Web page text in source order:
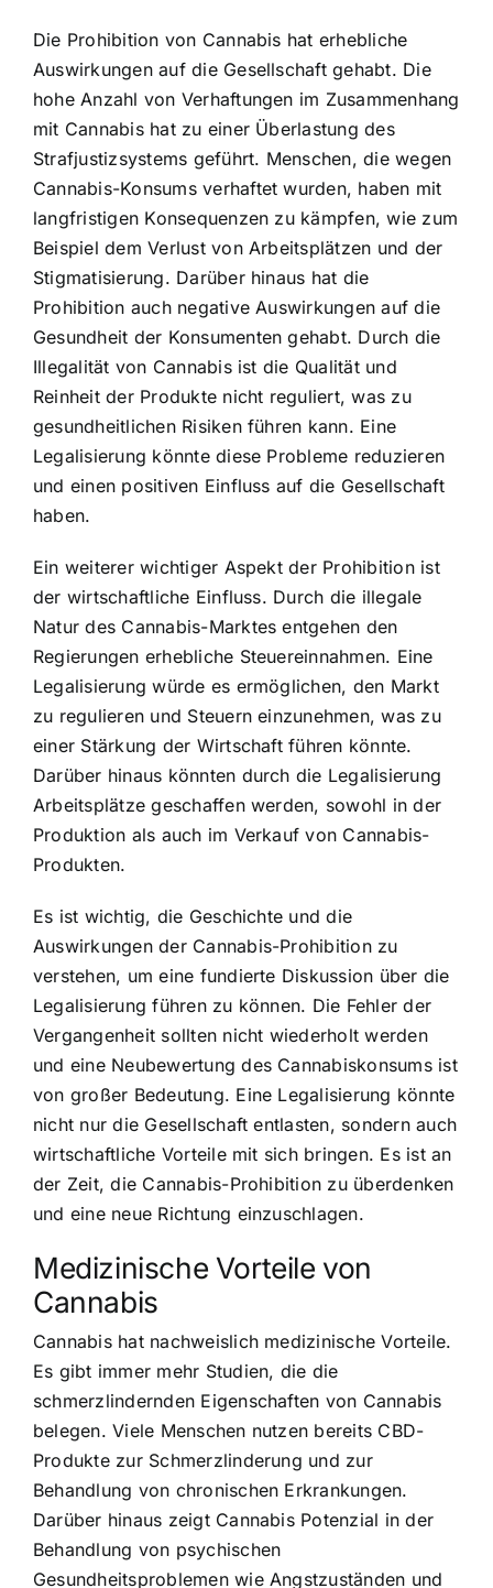
Die Prohibition von Cannabis hat erhebliche
Auswirkungen auf die Gesellschaft gehabt. Die
hohe Anzahl von Verhaftungen im Zusammenhang
mit Cannabis hat zu einer Überlastung des
Strafjustizsystems geführt. Menschen, die wegen
Cannabis-Konsums verhaftet wurden, haben mit
langfristigen Konsequenzen zu kämpfen, wie zum
Beispiel dem Verlust von Arbeitsplätzen und der
Stigmatisierung. Darüber hinaus hat die
Prohibition auch negative Auswirkungen auf die
Gesundheit der Konsumenten gehabt. Durch die
Illegalität von Cannabis ist die Qualität und
Reinheit der Produkte nicht reguliert, was zu
gesundheitlichen Risiken führen kann. Eine
Legalisierung könnte diese Probleme reduzieren
und einen positiven Einfluss auf die Gesellschaft
haben.
Ein weiterer wichtiger Aspekt der Prohibition ist
der wirtschaftliche Einfluss. Durch die illegale
Natur des Cannabis-Marktes entgehen den
Regierungen erhebliche Steuereinnahmen. Eine
Legalisierung würde es ermöglichen, den Markt
zu regulieren und Steuern einzunehmen, was zu
einer Stärkung der Wirtschaft führen könnte.
Darüber hinaus könnten durch die Legalisierung
Arbeitsplätze geschaffen werden, sowohl in der
Produktion als auch im Verkauf von Cannabis-
Produkten.
Es ist wichtig, die Geschichte und die
Auswirkungen der Cannabis-Prohibition zu
verstehen, um eine fundierte Diskussion über die
Legalisierung führen zu können. Die Fehler der
Vergangenheit sollten nicht wiederholt werden
und eine Neubewertung des Cannabiskonsums ist
von großer Bedeutung. Eine Legalisierung könnte
nicht nur die Gesellschaft entlasten, sondern auch
wirtschaftliche Vorteile mit sich bringen. Es ist an
der Zeit, die Cannabis-Prohibition zu überdenken
und eine neue Richtung einzuschlagen.
Medizinische Vorteile von
Cannabis
Cannabis hat nachweislich medizinische Vorteile.
Es gibt immer mehr Studien, die die
schmerzlindernden Eigenschaften von Cannabis
belegen. Viele Menschen nutzen bereits CBD-
Produkte zur Schmerzlinderung und zur
Behandlung von chronischen Erkrankungen.
Darüber hinaus zeigt Cannabis Potenzial in der
Behandlung von psychischen
Gesundheitsproblemen wie Angstzuständen und